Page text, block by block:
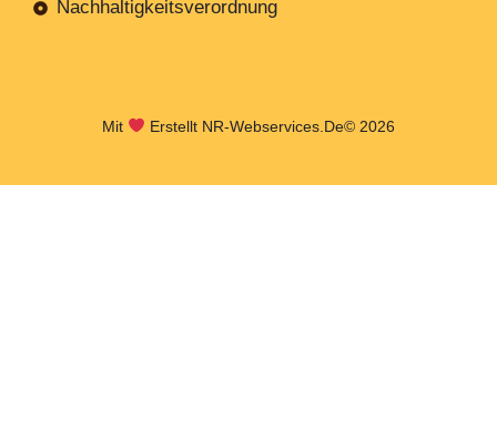
Nachhaltigkeitsverordnung
Mit Erstellt NR-Webservices.de© 2026